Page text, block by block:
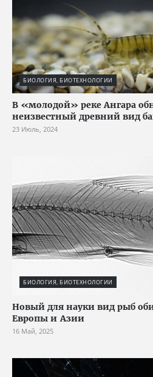
БИОЛОГИЯ, БИОТЕХНОЛОГИИ
В «молодой» реке Ангара
неизвестный древний вид
23 Июль, 2024
БИОЛОГИЯ, БИОТЕХНОЛОГИИ
Новый для науки вид рыб
Европы и Азии
16 Май, 2025